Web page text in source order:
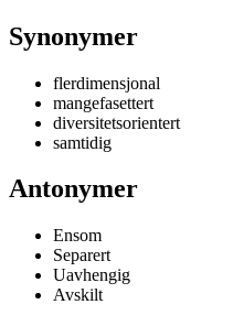
Synonymer
flerdimensjonal
mangefasettert
diversitetsorientert
samtidig
Antonymer
Ensom
Separert
Uavhengig
Avskilt